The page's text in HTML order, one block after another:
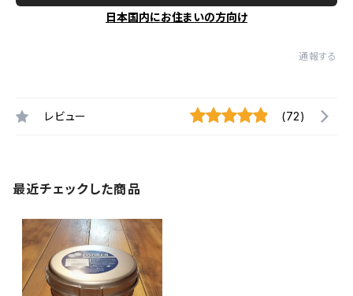
日本国内にお住まいの方向け
通報する
レビュー (72)
最近チェックした商品